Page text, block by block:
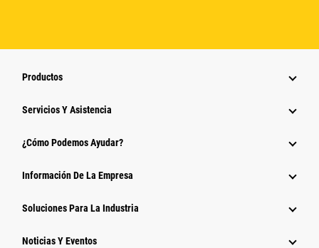
Productos
Servicios Y Asistencia
¿Cómo Podemos Ayudar?
Información De La Empresa
Soluciones Para La Industria
Noticias Y Eventos